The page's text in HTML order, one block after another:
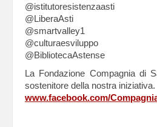
@istitutoresistenzaasti
@LiberaAsti
@smartvalley1
@culturaesviluppo
@BibliotecaAstense
La Fondazione Compagnia di
sostenitore della nostra iniziativa.
www.facebook.com/